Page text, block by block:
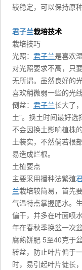
较稳定，可以保持原
君子兰栽培技术
栽培技巧
光照： 君子兰是喜欢
对光照要求不高，只
无所谓。虽然良好的
喜欢稍微弱一些的光
倒盆： 君子兰长大了
土”。换土时间最好
不会因换土影响植株
土装实，不然倘若根
易造成烂根。
土植要点
主要采用播种法繁殖
兰栽培较简易，首先
气温特点掌握肥水。
偏干，并多在叶面喷
年在春秋季换盆一次
腐熟饼肥 5至40克于
转盆，防止叶片偏于
时，易引起叶片徒长